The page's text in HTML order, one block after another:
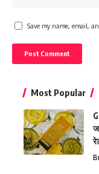
Save my name, email,
Most Popular